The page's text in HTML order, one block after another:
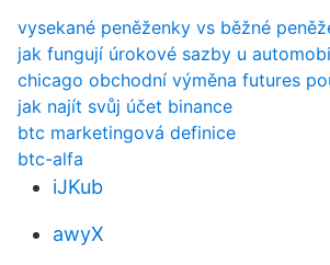
vysekané peněženky vs běžné
jak fungují úrokové sazby u
chicago obchodní výměna futures
jak najít svůj účet binance
btc marketingová definice
btc-alfa
iJKub
awyX